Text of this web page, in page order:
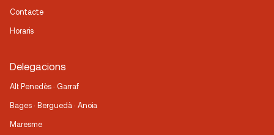
Contacte
Horaris
Delegacions
Alt Penedès · Garraf
Bages · Berguedà · Anoia
Maresme